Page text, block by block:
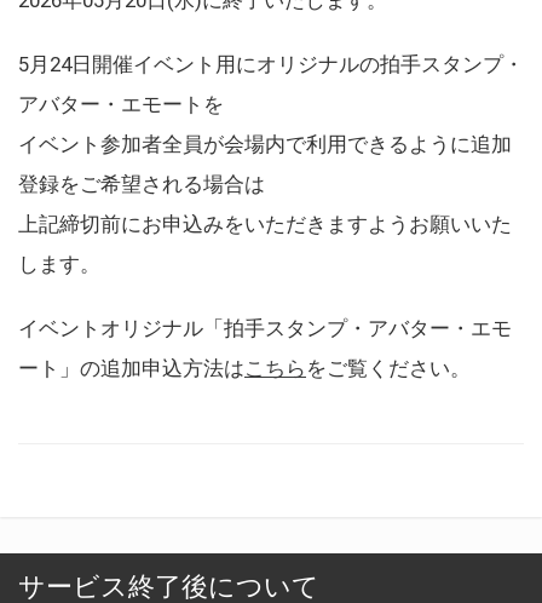
5月24日開催イベント用にオリジナルの拍手スタンプ・
アバター・エモートを
イベント参加者全員が会場内で利用できるように追加
登録をご希望される場合は
上記締切前にお申込みをいただきますようお願いいた
します。
イベントオリジナル「拍手スタンプ・アバター・エモ
ート」の追加申込方法はこちら をご覧ください。
サービス終了後について